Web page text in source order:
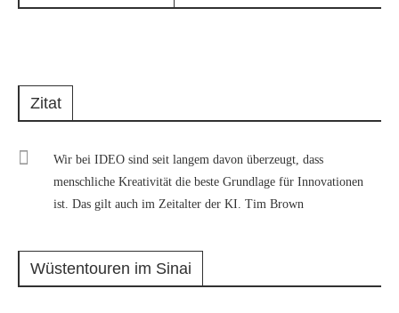
Zitat
Wir bei IDEO sind seit langem davon überzeugt, dass
menschliche Kreativität die beste Grundlage für Innovationen
ist. Das gilt auch im Zeitalter der KI. Tim Brown
Wüstentouren im Sinai